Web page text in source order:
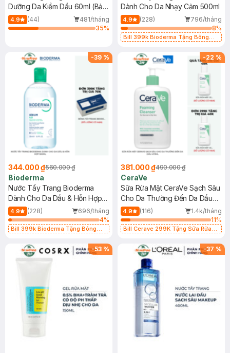
Dưỡng Da Kiềm Dầu 60ml (Bản
Mới)
4.9 (44)
481/tháng
35%
Dành Cho Da Nhạy Cảm 500ml
4.9 (228)
796/tháng
8%
Bill 399k Bioderma Tặng Bông
-39 %
344.000 ₫560.000 ₫
Bioderma
Nước Tẩy Trang Bioderma
Dành Cho Da Dầu & Hỗn Hợp
500ml
4.9 (228)
696/tháng
4%
Bill 399k Bioderma Tặng Bông
-22 %
381.000 ₫490.000 ₫
CeraVe
Sữa Rửa Mặt CeraVe Sạch Sâu
Cho Da Thường Đến Da Dầu
473ml
4.9 (116)
1.4k/tháng
11%
Bill Cerave 299K Tặng Sữa Rửa
-53 % -37 %